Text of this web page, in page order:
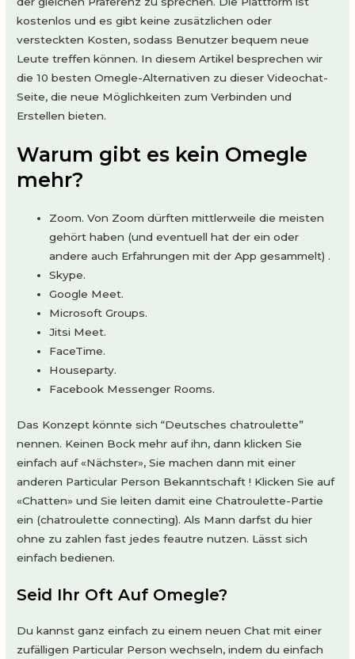
kostenlos und es gibt keine zusätzlichen oder
versteckten Kosten, sodass Benutzer bequem neue
Leute treffen können. In diesem Artikel besprechen wir
die 10 besten Omegle-Alternativen zu dieser Videochat-
Seite, die neue Möglichkeiten zum Verbinden und
Erstellen bieten.
Warum gibt es kein Omegle
mehr?
Zoom. Von Zoom dürften mittlerweile die meisten
gehört haben (und eventuell hat der ein oder
andere auch Erfahrungen mit der App gesammelt) .
Skype.
Google Meet.
Microsoft Groups.
Jitsi Meet.
FaceTime.
Houseparty.
Facebook Messenger Rooms.
Das Konzept könnte sich “Deutsches chatroulette”
nennen. Keinen Bock mehr auf ihn, dann klicken Sie
einfach auf «Nächster», Sie machen dann mit einer
anderen Particular Person Bekanntschaft ! Klicken Sie auf
«Chatten» und Sie leiten damit eine Chatroulette-Partie
ein (chatroulette connecting). Als Mann darfst du hier
ohne zu zahlen fast jedes feautre nutzen. Lässt sich
einfach bedienen.
Seid Ihr Oft Auf Omegle?
Du kannst ganz einfach zu einem neuen Chat mit einer
zufälligen Particular Person wechseln, indem du einfach